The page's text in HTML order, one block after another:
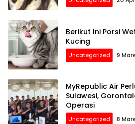
Berikut Ini Porsi
Kucing
Uncategorized 9
MyRepublic Air
Sulawesi,
Operasi
Uncategorized 8